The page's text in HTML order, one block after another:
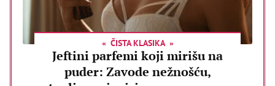
ČISTA KLASIKA
Jeftini parfemi koji mirišu na
puder: Zavode nežnošću,